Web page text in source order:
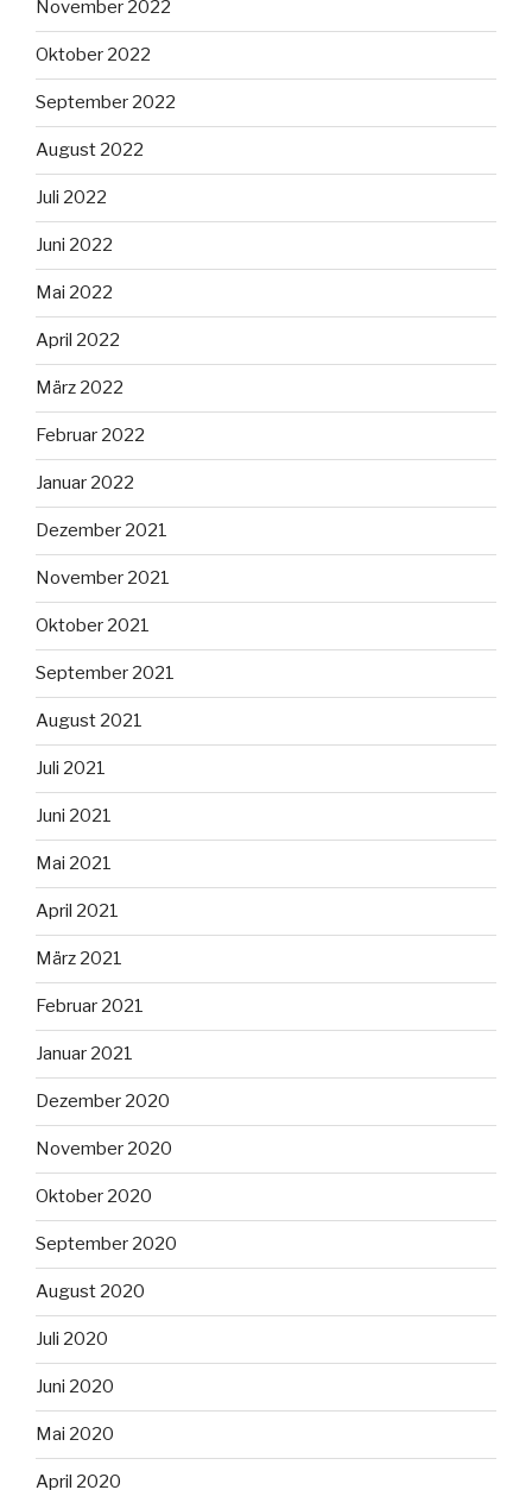
November 2022
Oktober 2022
September 2022
August 2022
Juli 2022
Juni 2022
Mai 2022
April 2022
März 2022
Februar 2022
Januar 2022
Dezember 2021
November 2021
Oktober 2021
September 2021
August 2021
Juli 2021
Juni 2021
Mai 2021
April 2021
März 2021
Februar 2021
Januar 2021
Dezember 2020
November 2020
Oktober 2020
September 2020
August 2020
Juli 2020
Juni 2020
Mai 2020
April 2020